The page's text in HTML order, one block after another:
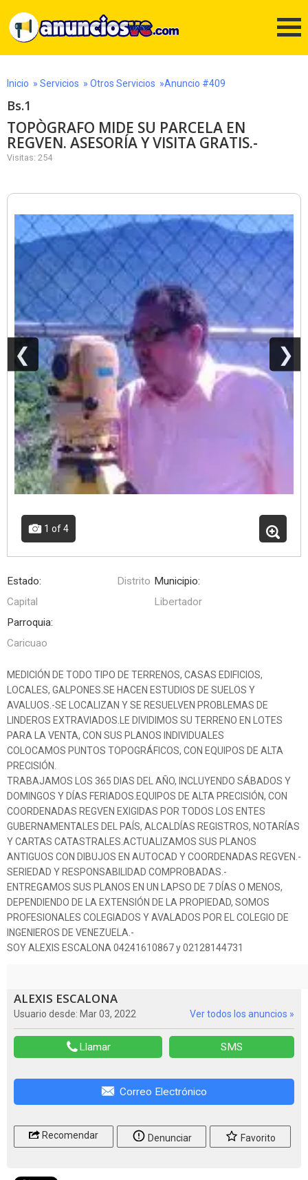
Inicio » Servicios » Otros Servicios »Anuncio #409
Bs.1
TOPÒGRAFO MIDE SU PARCELA EN
REGVEN. ASESORÍA Y VISITA GRATIS.-
Visitas: 254
❮ ❯
1 of 4
Estado:
Distrito
Capital
Municipio:
Libertador
Parroquia:
Caricuao
MEDICIÓN DE TODO TIPO DE TERRENOS, CASAS EDIFICIOS,
LOCALES, GALPONES.SE HACEN ESTUDIOS DE SUELOS Y
AVALUOS.-SE LOCALIZAN Y SE RESUELVEN PROBLEMAS DE
LINDEROS EXTRAVIADOS.LE DIVIDIMOS SU TERRENO EN LOTES
PARA LA VENTA, CON SUS PLANOS INDIVIDUALES
COLOCAMOS PUNTOS TOPOGRÁFICOS, CON EQUIPOS DE ALTA
PRECISIÓN.
TRABAJAMOS LOS 365 DIAS DEL AÑO, INCLUYENDO SÁBADOS Y
DOMINGOS Y DÍAS FERIADOS.EQUIPOS DE ALTA PRECISIÓN, CON
COORDENADAS REGVEN EXIGIDAS POR TODOS LOS ENTES
GUBERNAMENTALES DEL PAÍS, ALCALDÍAS REGISTROS, NOTARÍAS
Y CARTAS CATASTRALES.ACTUALIZAMOS SUS PLANOS
ANTIGUOS CON DIBUJOS EN AUTOCAD Y COORDENADAS REGVEN.-
SERIEDAD Y RESPONSABILIDAD COMPROBADAS.-
ENTREGAMOS SUS PLANOS EN UN LAPSO DE 7 DÍAS O MENOS,
DEPENDIENDO DE LA EXTENSIÓN DE LA PROPIEDAD, SOMOS
PROFESIONALES COLEGIADOS Y AVALADOS POR EL COLEGIO DE
INGENIEROS DE VENEZUELA.-
SOY ALEXIS ESCALONA 04241610867 y 02128144731
ALEXIS ESCALONA
Usuario desde: Mar 03, 2022 Ver todos los anuncios »
Llamar SMS
Correo Electrónico
Recomendar Denunciar Favorito